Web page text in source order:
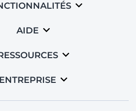
AIDE
ENTREPRISE